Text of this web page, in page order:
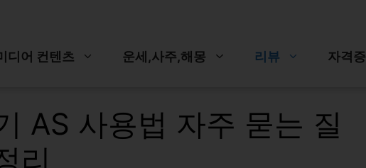
디어 컨텐츠 운세,사주,해몽 리뷰 자격증
AS 사용법 자주 묻는 질
리